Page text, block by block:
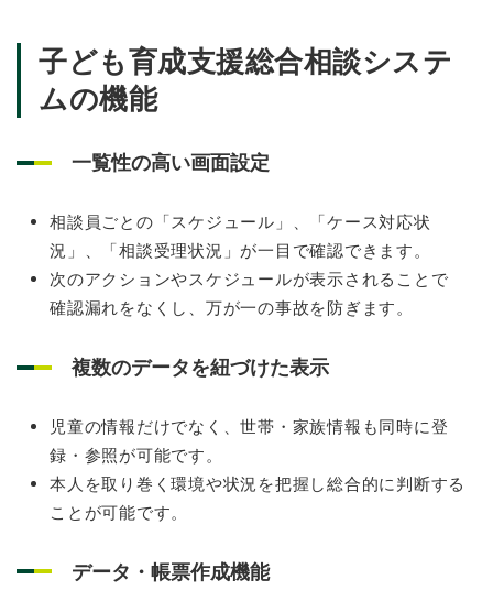
子ども育成支援総合相談システ
ムの機能
一覧性の高い画面設定
相談員ごとの「スケジュール」、「ケース対応状
況」、「相談受理状況」が一目で確認できます。
次のアクションやスケジュールが表示されることで
確認漏れをなくし、万が一の事故を防ぎます。
複数のデータを紐づけた表示
児童の情報だけでなく、世帯・家族情報も同時に登
録・参照が可能です。
本人を取り巻く環境や状況を把握し総合的に判断する
ことが可能です。
データ・帳票作成機能